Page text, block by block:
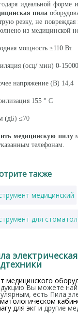
идеальной форме
пила
резку, не повреждая
из медицинской
мощность ≥110 Вт
(осц/ мин) 0-15000
напряжение (В) 14,4
155 ° С
(дБ) ≤70
медицинскую пилу
телефонам.
также
медицинский
для
столик
медицинского
Вы можете
есть Пила
для экг и другие